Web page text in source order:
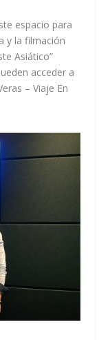
espacio para
y la filmación
Asiático”
acceder a
– Viaje En